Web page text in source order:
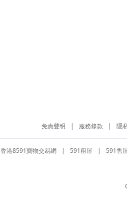
免責聲明 | 服務條款 | 隱
香港8591寶物交易網 | 591租屋 | 591售